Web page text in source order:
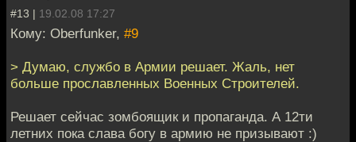
#13 | 19.02.08 17:27
Кому: Oberfunker, #9
> Думаю, службо в Армии решает. Жаль, нет
больше прославленных Военных Строителей.
Решает сейчас зомбоящик и пропаганда. А 12ти
летних пока слава богу в армию не призывают :)